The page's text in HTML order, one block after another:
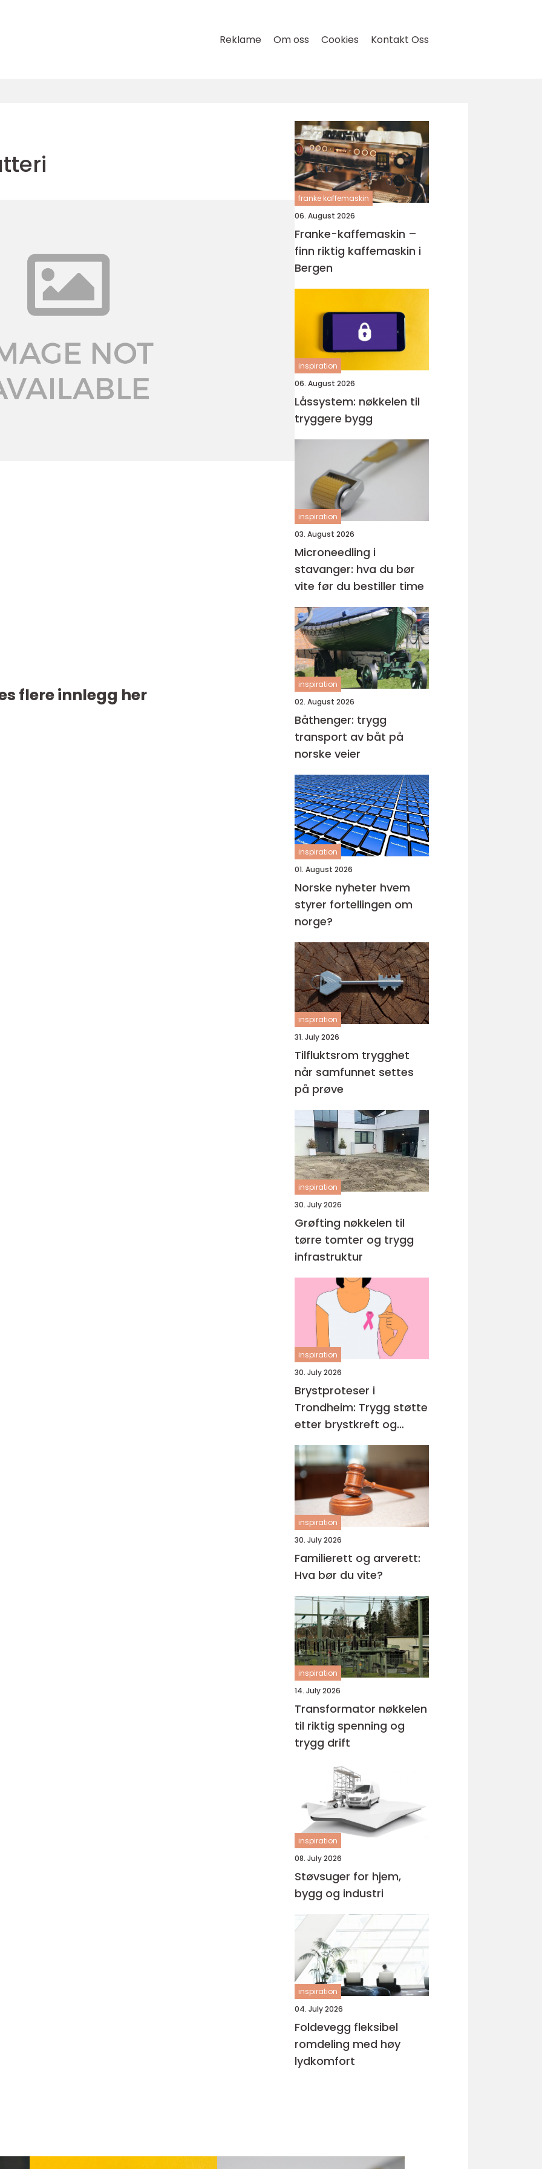
Reklame Om oss Cookies Kontakt Oss
flere innlegg her
franke kaffemaskin
06. August 2026
Franke-kaffemaskin –
finn riktig kaffemaskin i
Bergen
inspiration
06. August 2026
Låssystem: nøkkelen til
tryggere bygg
inspiration
03. August 2026
Microneedling i
stavanger: hva du bør
vite før du bestiller time
inspiration
02. August 2026
Båthenger: trygg
transport av båt på
norske veier
inspiration
01. August 2026
Norske nyheter hvem
styrer fortellingen om
norge?
inspiration
31. July 2026
Tilfluktsrom trygghet
når samfunnet settes
på prøve
inspiration
30. July 2026
Grøfting nøkkelen til
tørre tomter og trygg
infrastruktur
inspiration
30. July 2026
Brystproteser i
Trondheim: Trygg støtte
etter brystkreft og
operasjon
inspiration
30. July 2026
Familierett og arverett:
Hva bør du vite?
inspiration
14. July 2026
Transformator nøkkelen
til riktig spenning og
trygg drift
inspiration
08. July 2026
Støvsuger for hjem,
bygg og industri
inspiration
04. July 2026
Foldevegg fleksibel
romdeling med høy
lydkomfort